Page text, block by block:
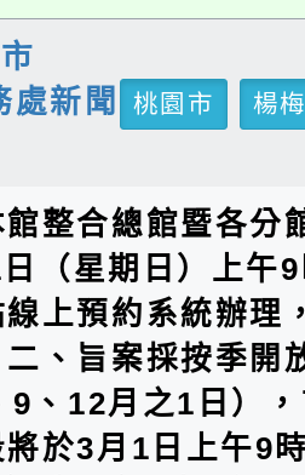
處新聞
桃園市
楊
整合總館暨各分
（星期日）上午
上預約系統辦理
、旨案採按季開
9、12月之1日）
於3月1日上午9